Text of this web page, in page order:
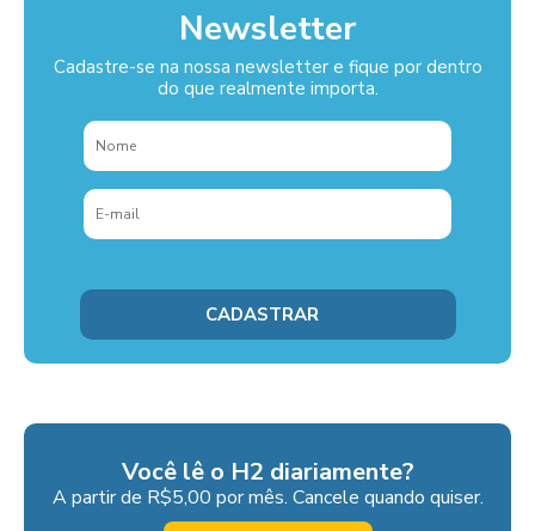
Newsletter
Cadastre-se na nossa newsletter e fique por dentro
do que realmente importa.
Você lê o H2 diariamente?
A partir de R$5,00 por mês. Cancele quando quiser.